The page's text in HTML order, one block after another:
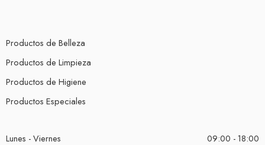
Productos de Belleza
Productos de Limpieza
Productos de Higiene
Productos Especiales
Lunes - Viernes
09:00 - 18:00